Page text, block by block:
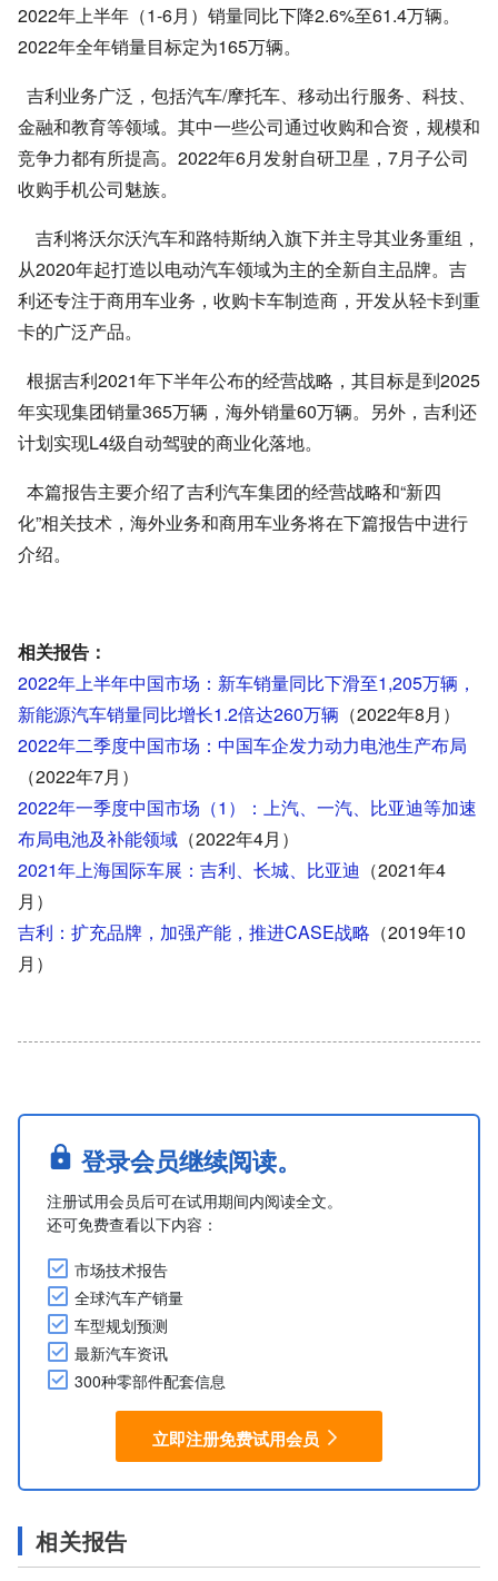
2022年上半年（1-6月）销量同比下降2.6%至61.4万辆。
2022年全年销量目标定为165万辆。
吉利业务广泛，包括汽车/摩托车、移动出行服务、科技、
金融和教育等领域。其中一些公司通过收购和合资，规模和
竞争力都有所提高。2022年6月发射自研卫星，7月子公司
收购手机公司魅族。
吉利将沃尔沃汽车和路特斯纳入旗下并主导其业务重组，
从2020年起打造以电动汽车领域为主的全新自主品牌。吉
利还专注于商用车业务，收购卡车制造商，开发从轻卡到重
卡的广泛产品。
根据吉利2021年下半年公布的经营战略，其目标是到2025
年实现集团销量365万辆，海外销量60万辆。另外，吉利还
计划实现L4级自动驾驶的商业化落地。
本篇报告主要介绍了吉利汽车集团的经营战略和“新四
化”相关技术，海外业务和商用车业务将在下篇报告中进行
介绍。
相关报告：
2022年上半年中国市场：新车销量同比下滑至1,205万辆，
新能源汽车销量同比增长1.2倍达260万辆 （2022年8月）
2022年二季度中国市场：中国车企发力动力电池生产布局
（2022年7月）
2022年一季度中国市场（1）：上汽、一汽、比亚迪等加速
布局电池及补能领域 （2022年4月）
2021年上海国际车展：吉利、长城、比亚迪 （2021年4
月）
吉利：扩充品牌，加强产能，推进CASE战略 （2019年10
月）
登录会员继续阅读。
注册试用会员后可在试用期间内阅读全文。
还可免费查看以下内容：
市场技术报告
全球汽车产销量
车型规划预测
最新汽车资讯
300种零部件配套信息
立即注册免费试用会员
相关报告